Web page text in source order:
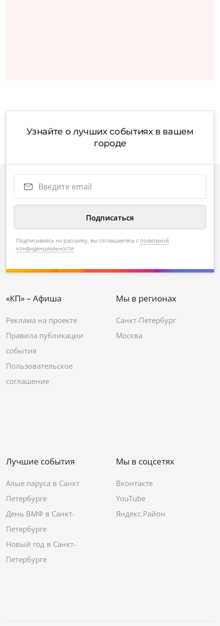
Узнайте о лучших событиях в вашем
городе
Подписываясь на рассылку, вы соглашаетесь с политикой
конфиденциальности
«КП» – Афиша
Реклама на проекте
Правила публикации
события
Пользовательское
соглашение
Мы в регионах
Санкт-Петербург
Москва
Лучшие события
Алые паруса в Санкт
Петербурге
День ВМФ в Санкт-
Петербурге
Новый год в Санкт-
Петербурге
Мы в соцсетях
Вконтакте
YouTube
Яндекс.Район